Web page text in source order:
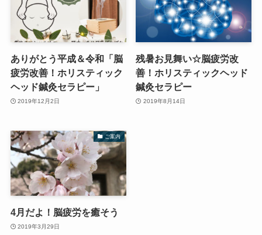
ありがとう平成＆令和「脳
疲労改善！ホリスティック
ヘッド鍼灸セラピー」
2019年12月2日
残暑お見舞い☆脳疲労改
善！ホリスティックヘッド
鍼灸セラピー
2019年8月14日
ご案内
4月だよ！脳疲労を癒そう
2019年3月29日